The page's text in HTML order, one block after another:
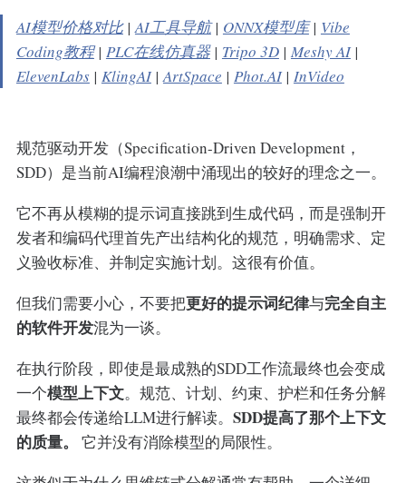
AI模型价格对比|AI工具导航| ONNX模型库| Vibe
Coding教程| PLC在线仿真器| Tripo 3D| Meshy AI|
ElevenLabs| KlingAI|ArtSpace | Phot.AI| InVideo
规范驱动开发（Specification-Driven Development，
SDD）是当前AI编程浪潮中涌现出的较好的理念之一。
它不再从模糊的提示词直接跳到生成代码，而是强制开
发者和编码代理首先产出结构化的规范，明确需求、定
义验收标准、并制定实施计划。这很有价值。
但我们需要小心，不要把更好的提示词纪律与完全自主
的软件开发混为一谈。
在执行阶段，即使是最成熟的SDD工作流最终也会变成
一个模型上下文。规范、计划、约束、护栏和任务分解
最终都会传递给LLM进行解读。 SDD提高了那个上下文
的质量。
它并没有消除模型的局限性。